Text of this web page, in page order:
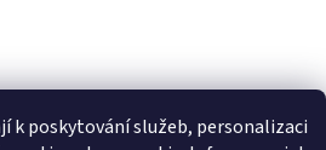
k poskytování služeb, personalizaci